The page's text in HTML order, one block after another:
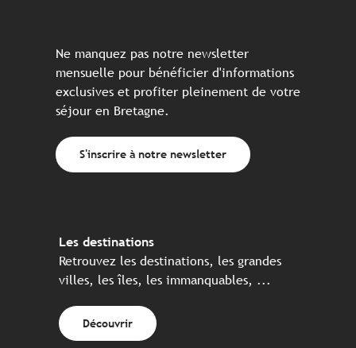
Ne manquez pas notre newsletter
mensuelle pour bénéficier d'informations
exclusives et profiter pleinement de votre
séjour en Bretagne.
S'inscrire à notre newsletter
Les destinations
Retrouvez les destinations, les grandes
villes, les îles, les immanquables, ...
Découvrir